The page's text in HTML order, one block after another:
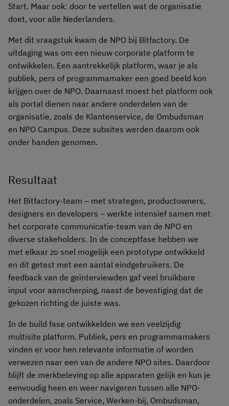
Start. Maar ook: door te vertellen wat de organisatie
doet, voor alle Nederlanders.
Met dit vraagstuk kwam de NPO bij Bitfactory. De
uitdaging was om een nieuw corporate platform te
ontwikkelen. Een aantrekkelijk platform, waar je als
publiek, pers of programmamaker een goed beeld kon
krijgen over de NPO. Daarnaast moest het platform ook
als portal dienen naar andere onderdelen van de
organisatie, zoals de Klantenservice, de Ombudsman
en NPO Campus. Deze subsites werden daarom ook
onder handen genomen.
Resultaat
Het Bitfactory-team – met strategen, productowners,
designers en developers – werkte intensief samen met
het corporate communicatie-team van de NPO en
diverse stakeholders. In de conceptfase hebben we
met elkaar zo snel mogelijk een prototype ontwikkeld
en dit getest met een aantal eindgebruikers. De
feedback van de geïnterviewden gaf veel bruikbare
input voor aanscherping, naast de bevestiging dat de
gekozen richting de juiste was.
In de build fase ontwikkelden we een veelzijdig
multisite platform. Publiek, pers en programmamakers
vinden er voor hen relevante informatie of worden
verwezen naar een van de andere NPO sites. Daardoor
blijft de merkbeleving op alle apparaten gelijk en kun je
eenvoudig heen en weer navigeren tussen alle NPO-
onderdelen, zoals Service, Werken-bij, Ombudsman,